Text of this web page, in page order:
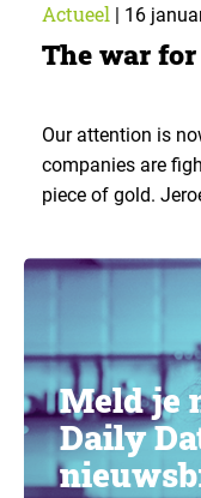
Actueel | 16
The war
Our attention is
companies are
piece of gold.
report onMIE.nl
battlefield.
Meld je
Daily